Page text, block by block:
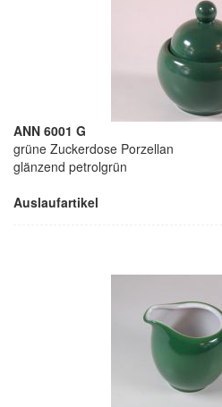
ANN 6001 G
grüne Zuckerdose Porzellan
glänzend petrolgrün
Auslaufartikel